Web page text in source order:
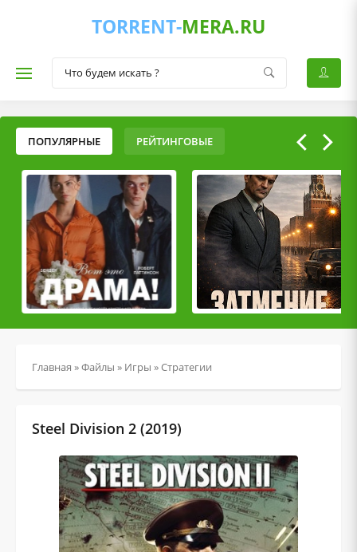
TORRENT-MERA.RU
ПОПУЛЯРНЫЕ РЕЙТИНГОВЫЕ
Главная »Файлы » Игры »Стратегии
Steel Division 2 (2019)